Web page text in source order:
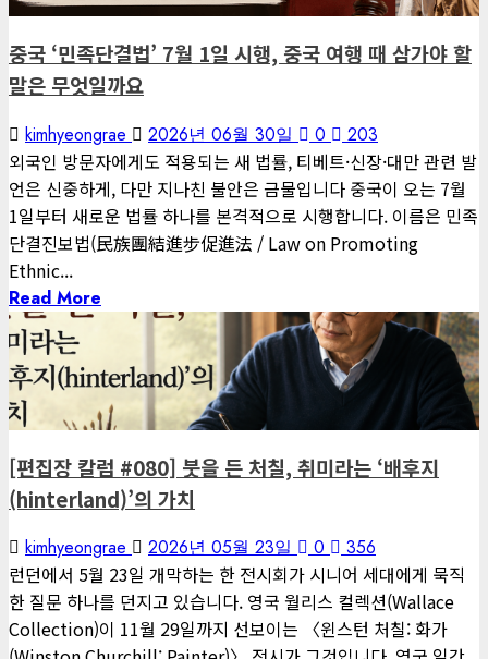
중국 ‘민족단결법’ 7월 1일 시행, 중국 여행 때 삼가야 할
말은 무엇일까요
kimhyeongrae 2026년 06월 30일 0 203
외국인 방문자에게도 적용되는 새 법률, 티베트·신장·대만 관련 발
언은 신중하게, 다만 지나친 불안은 금물입니다 중국이 오는 7월
1일부터 새로운 법률 하나를 본격적으로 시행합니다. 이름은 민족
단결진보법(民族團結進步促進法 / Law on Promoting
Ethnic...
Read More
1 minute read
게재된 글
편집장 칼럼
[편집장 칼럼 #080] 붓을 든 처칠, 취미라는 ‘배후지
(hinterland)’의 가치
kimhyeongrae 2026년 05월 23일 0 356
런던에서 5월 23일 개막하는 한 전시회가 시니어 세대에게 묵직
한 질문 하나를 던지고 있습니다. 영국 월리스 컬렉션(Wallace
Collection)이 11월 29일까지 선보이는 〈윈스턴 처칠: 화가